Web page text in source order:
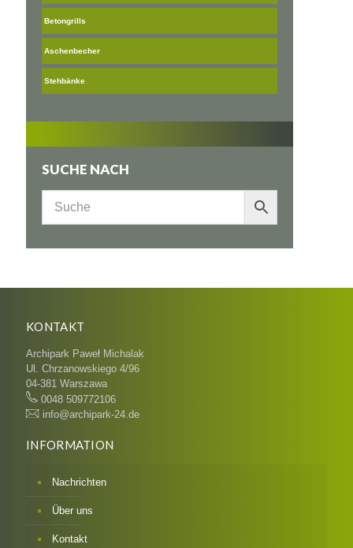
Betongrills
Aschenbecher
Stehbänke
SUCHE NACH
KONTAKT
Archipark Paweł Michalak
Ul. Chrzanowskiego 4/96
04-381 Warszawa
0048 509772106
info@archipark-24.de
INFORMATION
Nachrichten
Über uns
Kontakt